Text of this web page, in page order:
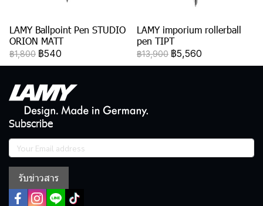
LAMY Ballpoint Pen STUDIO
ORION MATT
฿1,800 ฿540
LAMY imporium rollerball
pen TIPT
฿13,900 ฿5,560
Subscribe
รับข่าวสาร